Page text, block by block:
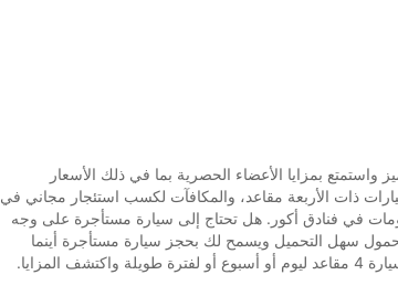
واستمتع بمزايا الأعضاء الحصرية بما في ذلك الأسعار
ذات الأربعة مقاعد، والمكافآت لكسب استئجار مجاني في
في فنادق أكور. هل تحتاج إلى سيارة مستأجرة على وجه
سهل التحميل ويسمح لك بحجز سيارة مستأجرة أينما
المزايا.